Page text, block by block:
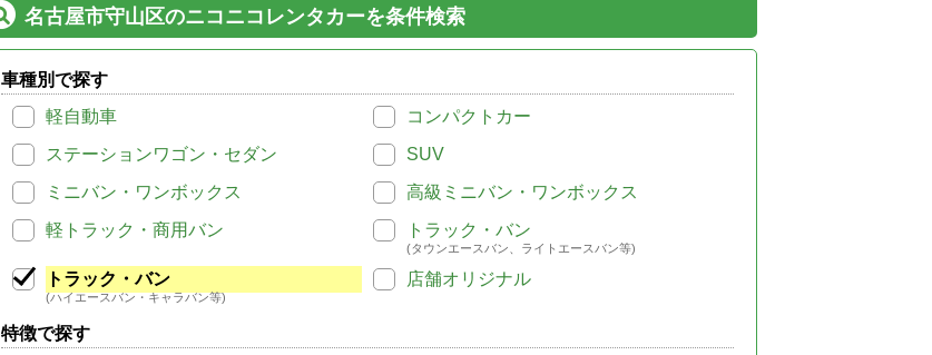
名古屋市守山区のニコニコレンタカーを条件検索
車種別で探す
軽自動車
コンパクトカー
ステーションワゴン・セダン
SUV
ミニバン・ワンボックス
高級ミニバン・ワンボックス
軽トラック・商用バン
トラック・バン
(タウンエースバン、ライトエースバン等)
トラック・バン
(ハイエースバン・キャラバン等)
店舗オリジナル
特徴で探す